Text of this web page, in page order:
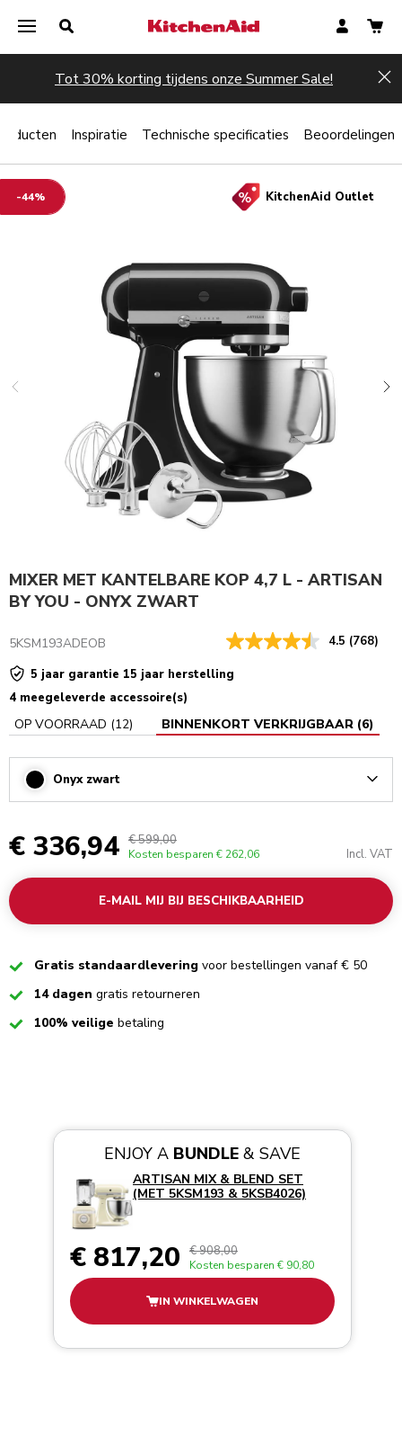
Tot 30% korting tijdens onze Summer Sale!
-44% KitchenAid Outlet
MIXER MET KANTELBARE KOP 4,7 L - ARTISAN
BY YOU - ONYX ZWART
5KSM193ADEOB 4.5 (768)
5 jaar garantie 15 jaar herstelling
4 meegeleverde accessoire(s)
OP VOORRAAD (12) BINNENKORT VERKRIJGBAAR (6)
Onyx zwart
€ 336,94 € 599,00
Kosten besparen € 262,06 Incl. VAT
E-MAIL MIJ BIJ BESCHIKBAARHEID
CheckedGratis standaardlevering voor bestellingen vanaf € 50
Checked14 dagen gratis retourneren
Checked100% veilige betaling
ENJOY A BUNDLE& SAVE
ARTISAN MIX & BLEND SET
(MET 5KSM193 & 5KSB4026)
€ 817,20 € 908,00
Kosten besparen € 90,80
IN WINKELWAGEN
Inspiratie Technische specificaties Beoordelingen